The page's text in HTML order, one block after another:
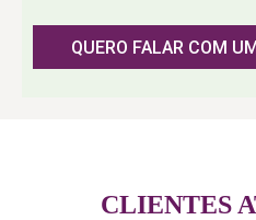
QUERO FALAR COM
CLIENTES